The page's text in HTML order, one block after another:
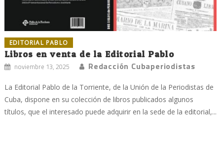
EDITORIAL PABLO
Libros en venta de la Editorial Pablo
noviembre 13, 2025 Redacción Cubaperiodistas
La Editorial Pablo de la Torriente, de la Unión de la Periodistas de
Cuba, dispone en su colección de libros publicados algunos
títulos, que el interesado puede adquirir en la sede de la editorial,...